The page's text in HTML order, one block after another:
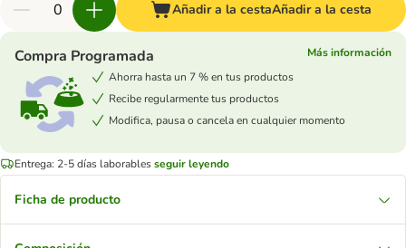
Añadir a la cestaAñadir a la cesta
Compra Programada
Más información
Ahorra hasta un 7 % en tus productos
Recibe regularmente tus productos
Modifica, pausa o cancela en cualquier momento
Entrega: 2-5 días laborablesseguir leyendo
Ficha de producto